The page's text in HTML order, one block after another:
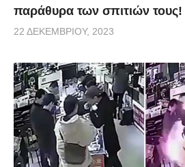
παράθυρα των σπιτιών τους!
22 ΔΕΚΕΜΒΡΊΟΥ, 2023